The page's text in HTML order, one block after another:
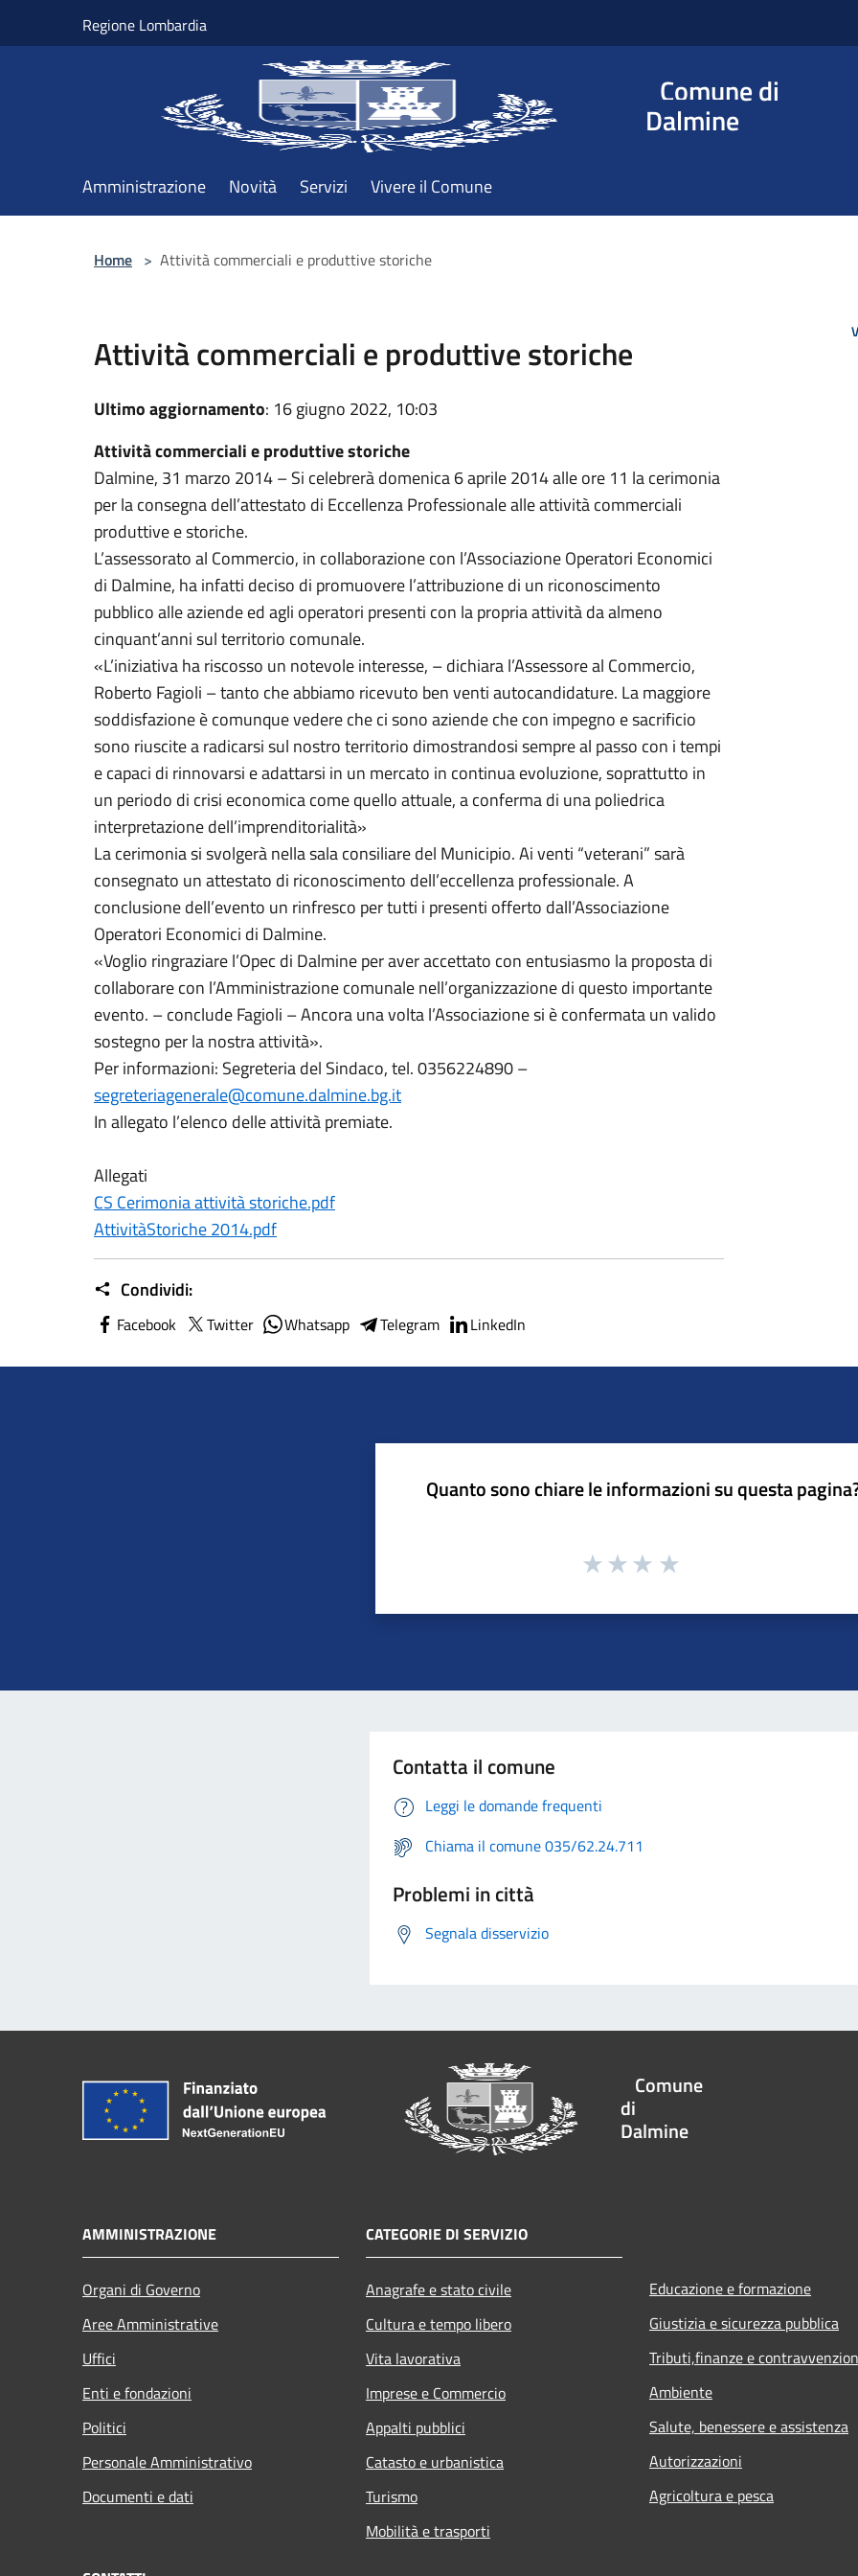
Regione Lombardia
Comune di
Dalmine
Amministrazione Novità Servizi Vivere il Comune
Home > Attività commerciali e produttive storiche
Attività commerciali e produttive storiche
Ultimo aggiornamento: 16 giugno 2022, 10:03
Attività commerciali e produttive storiche
Dalmine, 31 marzo 2014 – Si celebrerà domenica 6 aprile 2014 alle ore 11 la cerimonia
per la consegna dell’attestato di Eccellenza Professionale alle attività commerciali
produttive e storiche.
L’assessorato al Commercio, in collaborazione con l’Associazione Operatori Economici
di Dalmine, ha infatti deciso di promuovere l’attribuzione di un riconoscimento
pubblico alle aziende ed agli operatori presenti con la propria attività da almeno
cinquant’anni sul territorio comunale.
«L’iniziativa ha riscosso un notevole interesse, – dichiara l’Assessore al Commercio,
Roberto Fagioli – tanto che abbiamo ricevuto ben venti autocandidature. La maggiore
soddisfazione è comunque vedere che ci sono aziende che con impegno e sacrificio
sono riuscite a radicarsi sul nostro territorio dimostrandosi sempre al passo con i tempi
e capaci di rinnovarsi e adattarsi in un mercato in continua evoluzione, soprattutto in
un periodo di crisi economica come quello attuale, a conferma di una poliedrica
interpretazione dell’imprenditorialità»
La cerimonia si svolgerà nella sala consiliare del Municipio. Ai venti “veterani” sarà
consegnato un attestato di riconoscimento dell’eccellenza professionale. A
conclusione dell’evento un rinfresco per tutti i presenti offerto dall’Associazione
Operatori Economici di Dalmine.
«Voglio ringraziare l’Opec di Dalmine per aver accettato con entusiasmo la proposta di
collaborare con l’Amministrazione comunale nell’organizzazione di questo importante
evento. – conclude Fagioli – Ancora una volta l’Associazione si è confermata un valido
sostegno per la nostra attività».
Per informazioni: Segreteria del Sindaco, tel. 0356224890 –
segreteriagenerale@comune.dalmine.bg.it
In allegato l’elenco delle attività premiate.
Allegati
CS Cerimonia attività storiche.pdf
AttivitàStoriche 2014.pdf
Condividi:
Facebook Twitter Whatsapp Telegram LinkedIn
Quanto sono chiare le informazioni su questa
Contatta il comune
Leggi le domande frequenti
Chiama il comune 035/62.24.711
Problemi in città
Segnala disservizio
Comune
di
Dalmine
AMMINISTRAZIONE
Organi di Governo
Aree Amministrative
Uffici
Enti e fondazioni
Politici
Personale Amministrativo
Documenti e dati
CATEGORIE DI SERVIZIO
Anagrafe e stato civile
Cultura e tempo libero
Vita lavorativa
Imprese e Commercio
Appalti pubblici
Catasto e urbanistica
Turismo
Mobilità e trasporti
Educazione e formazione
Giustizia e sicurezza pubblica
Tributi,finanze e
Ambiente
Salute, benessere e assistenza
Autorizzazioni
Agricoltura e pesca